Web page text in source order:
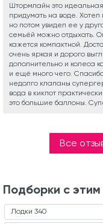
Штормлайн это
придумать на воде. Хотел
но потом увидел ее у
семьёй можно отдыхать.
кажется компактной.
очень яркая и дорого
дополнительно и колеса
и ещё много чего.
недолго клапаны
вода в кикпот
это большие баллоны.
Все
Подборки с
Лодки 340